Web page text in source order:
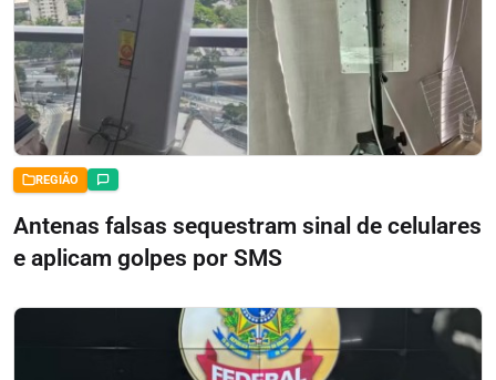
REGIÃO
Antenas falsas sequestram sinal de celulares
e aplicam golpes por SMS